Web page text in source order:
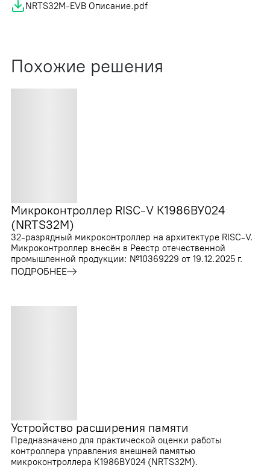
NRTS32M-EVB Описание.pdf
Похожие решения
Микроконтроллер RISC-V К1986ВУ024
(NRTS32M)
32-разрядный микроконтроллер на архитектуре RISC-V.
Микроконтроллер внесён в Реестр отечественной
промышленной продукции: №10369229 от 19.12.2025 г.
ПОДРОБНЕЕ
Устройство расширения памяти
Предназначено для практической оценки работы
контроллера управления внешней памятью
микроконтроллера К1986ВУ024 (NRTS32M).